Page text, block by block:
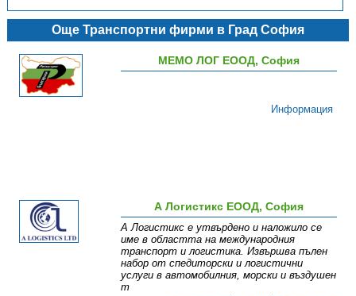
Още Транспортни фирми в Град София
МЕМО ЛОГ ЕООД, София
Информация
А Логистикс ЕООД, София
А Логистикс е утвърдено и наложило се
име в областта на международния
транспорт и логистика. Извършва пълен
набор от спедиторски и логистични
услуги в автомобилния, морски и въздушен
т